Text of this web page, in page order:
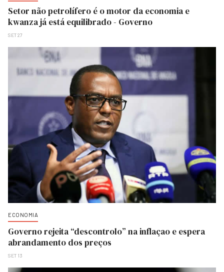
Setor não petrolífero é o motor da economia e
kwanza já está equilibrado - Governo
SET 27
ECONOMIA
Governo rejeita “descontrolo” na inflaçao e espera
abrandamento dos preços
SET 13